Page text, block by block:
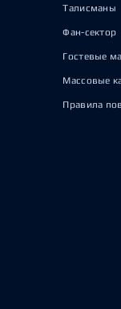
Талисманы
Фан-сектор
Гостевые
Массовые
Правила